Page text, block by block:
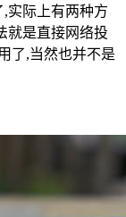
实际上有两种方
就是直接网络投
了,当然也并不是